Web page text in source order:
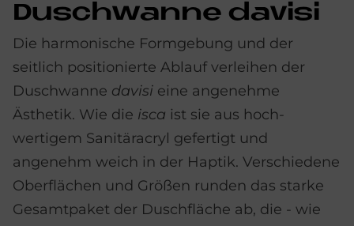
Dusch­wan­ne da­vi­si
Die harmonische Formgebung und der
seitlich positionierte Ab­lauf verleihen der
Dusch­wanne davisi eine angenehme
Ästhetik. Wie die isca ist sie aus hoch­
wertigem Sanitär­acryl gefertigt und
angenehm weich in der Haptik. Verschiedene
Ober­flächen und Größen runden das starke
Gesamt­paket der Dusch­fläche ab, die - wie